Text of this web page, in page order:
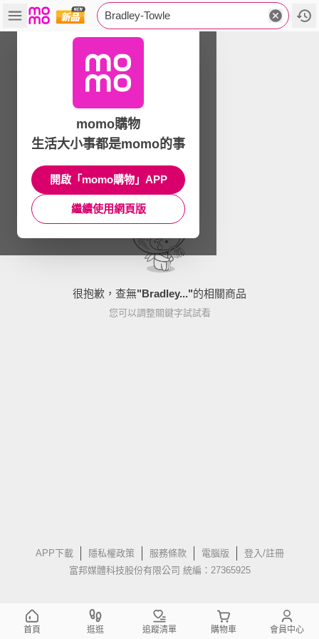
Bradley-Towle
很抱歉，查無"Bradley..."的相關商品
您可以調整關鍵字試試看
APP下載 隱私權政策 服務條款 電腦版
登入/註冊
富邦媒體科技股份有限公司 統編：27365925
momo購物
生活大小事都是momo的事
開啟「momo購物」APP
繼續使用網頁版
首頁 逛逛 追蹤清單 購物車 會員中心